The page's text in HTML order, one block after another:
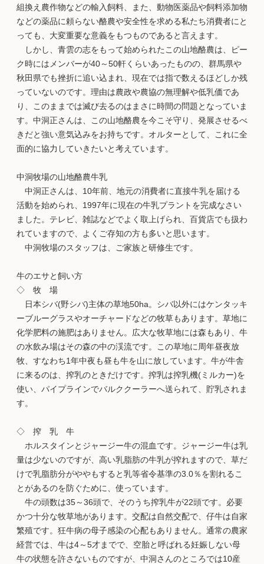
組換え農作物などの輸入飼料、また、動物医薬品や飼料添加物
などの薬品に頼らない酪農や安全性を求める私たち消費者にと
っても、大変重要な意義をもつものであると言えます。
しかし、青雲の志をもって始められたこの山地酪農は、ピー
ク時にはメンバーが40～50軒くらいあったものの、群馬県や
秋田県でも挫折に追い込まれ、現在では指で数えるほどしか残
っていないのです。理由は農政や農協の無理解や低乳価であ
り、このままでは滅び去るのはまさに時間の問題となっていま
す。中洞正さんは、この山地酪農を今こそ守り、発展させるべ
きだと強い意気込みをお持ちです。オルターとして、これに全
面的に協力していきたいと考えています。
中洞牧場の山地酪農牛乳
中洞正さんは、10年前、地元の消費者に直接牛乳を届ける
活動を始められ、1997年に現在の牛乳プラントを完成なさい
ました。テレビ、雑誌などでよく取上げられ、百貨店でも扱わ
れていますので、よくご存知の方も多いと思います。
中洞牧場のスタッフは、ご家族と研修生です。
牛のエサと飼い方
◇ 牧 場
日本シバ(野シバ)主体の草地50ha。シバ以外にはケンタッキ
ーブルーグラスやオーチャードなどの牧草もあります。草地に
化学肥料の施肥はありません。広大な牧草地には森もあり、牛
の水飲み場はその森の中の渓流です。この草地に周年昼夜放
牧、すなわち1年中夜も昼も牛を山に放しています。牛が牛舎
に来るのは、搾乳のときだけです。搾乳は搾乳機(ミルカー)を
使い、パイプラインでバルククーラーへ送られて、貯乳されま
す。
◇ 搾 乳 牛
ホルスタインとジャージー牛の混血です。ジャージー牛は乳
量は少ないのですが、高い乳脂肪の牛乳が搾れますので、草だ
けで乳脂肪分がややもすると乳等省令基準の3.0％を割れるこ
とがあるのを防ぐために、使っています。
牛の頭数は35～36頭で、そのうち搾乳牛が22頭です。必要
かつ十分な牧草地があります。交配は自然交配で、仔牛は自家
繁殖です。狂牛病の母子感染の心配もありません。通常の農家
経営では、牛は4～5才までで、空胎と呼ばれる妊娠しない母
牛の状態を許さないものですが、中洞さんのところでは10産